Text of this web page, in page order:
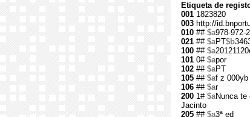
Etiqueta de
001 1823820
003 http://
010 ## $a978-972-
021 ## $aPT$b
100 ## $a
101 0# $apor
102 ## $aPT
105 ## $af z 000yb
106 ## $ar
200 1# $aNunca te
Jacinto
205 ## $a3ª ed